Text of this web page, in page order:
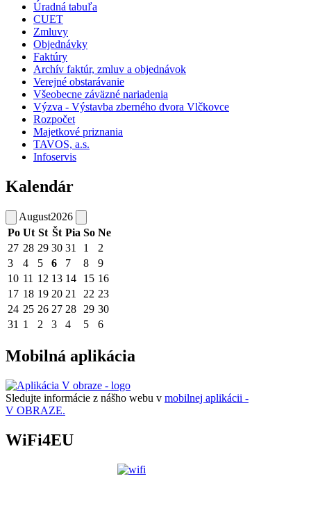
Úradná tabuľa
CUET
Zmluvy
Objednávky
Faktúry
Archív faktúr, zmluv a objednávok
Verejné obstarávanie
Všeobecne záväzné nariadenia
Výzva - Výstavba zberného dvora Vlčkovce
Rozpočet
Majetkové priznania
TAVOS, a.s.
Infoservis
Kalendár
August2026
Po Ut St Št Pia So Ne
27 28 29 30 31 1
2
3
4 5 6 7 8
9
10 11 12 13 14 15 16
17 18 19 20 21 22 23
24 25 26 27 28 29 30
31 1 2 3 4 5 6
Mobilná aplikácia
Sledujte informácie z nášho webu v mobilnej aplikácii -
V OBRAZE.
WiFi4EU